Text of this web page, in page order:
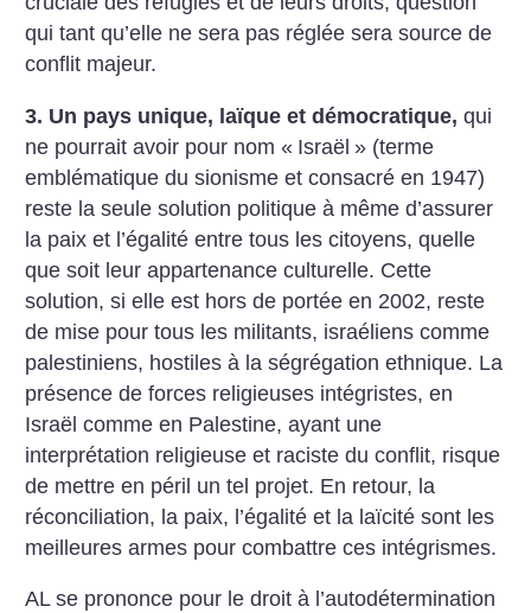
qui tant qu’elle ne sera pas réglée sera source de
conflit majeur.
3. Un pays unique, laïque et démocratique, qui
ne pourrait avoir pour nom « Israël » (terme
emblématique du sionisme et consacré en 1947)
reste la seule solution politique à même d’assurer
la paix et l’égalité entre tous les citoyens, quelle
que soit leur appartenance culturelle. Cette
solution, si elle est hors de portée en 2002, reste
de mise pour tous les militants, israéliens comme
palestiniens, hostiles à la ségrégation ethnique. La
présence de forces religieuses intégristes, en
Israël comme en Palestine, ayant une
interprétation religieuse et raciste du conflit, risque
de mettre en péril un tel projet. En retour, la
réconciliation, la paix, l’égalité et la laïcité sont les
meilleures armes pour combattre ces intégrismes.
AL se prononce pour le droit à l’autodétermination